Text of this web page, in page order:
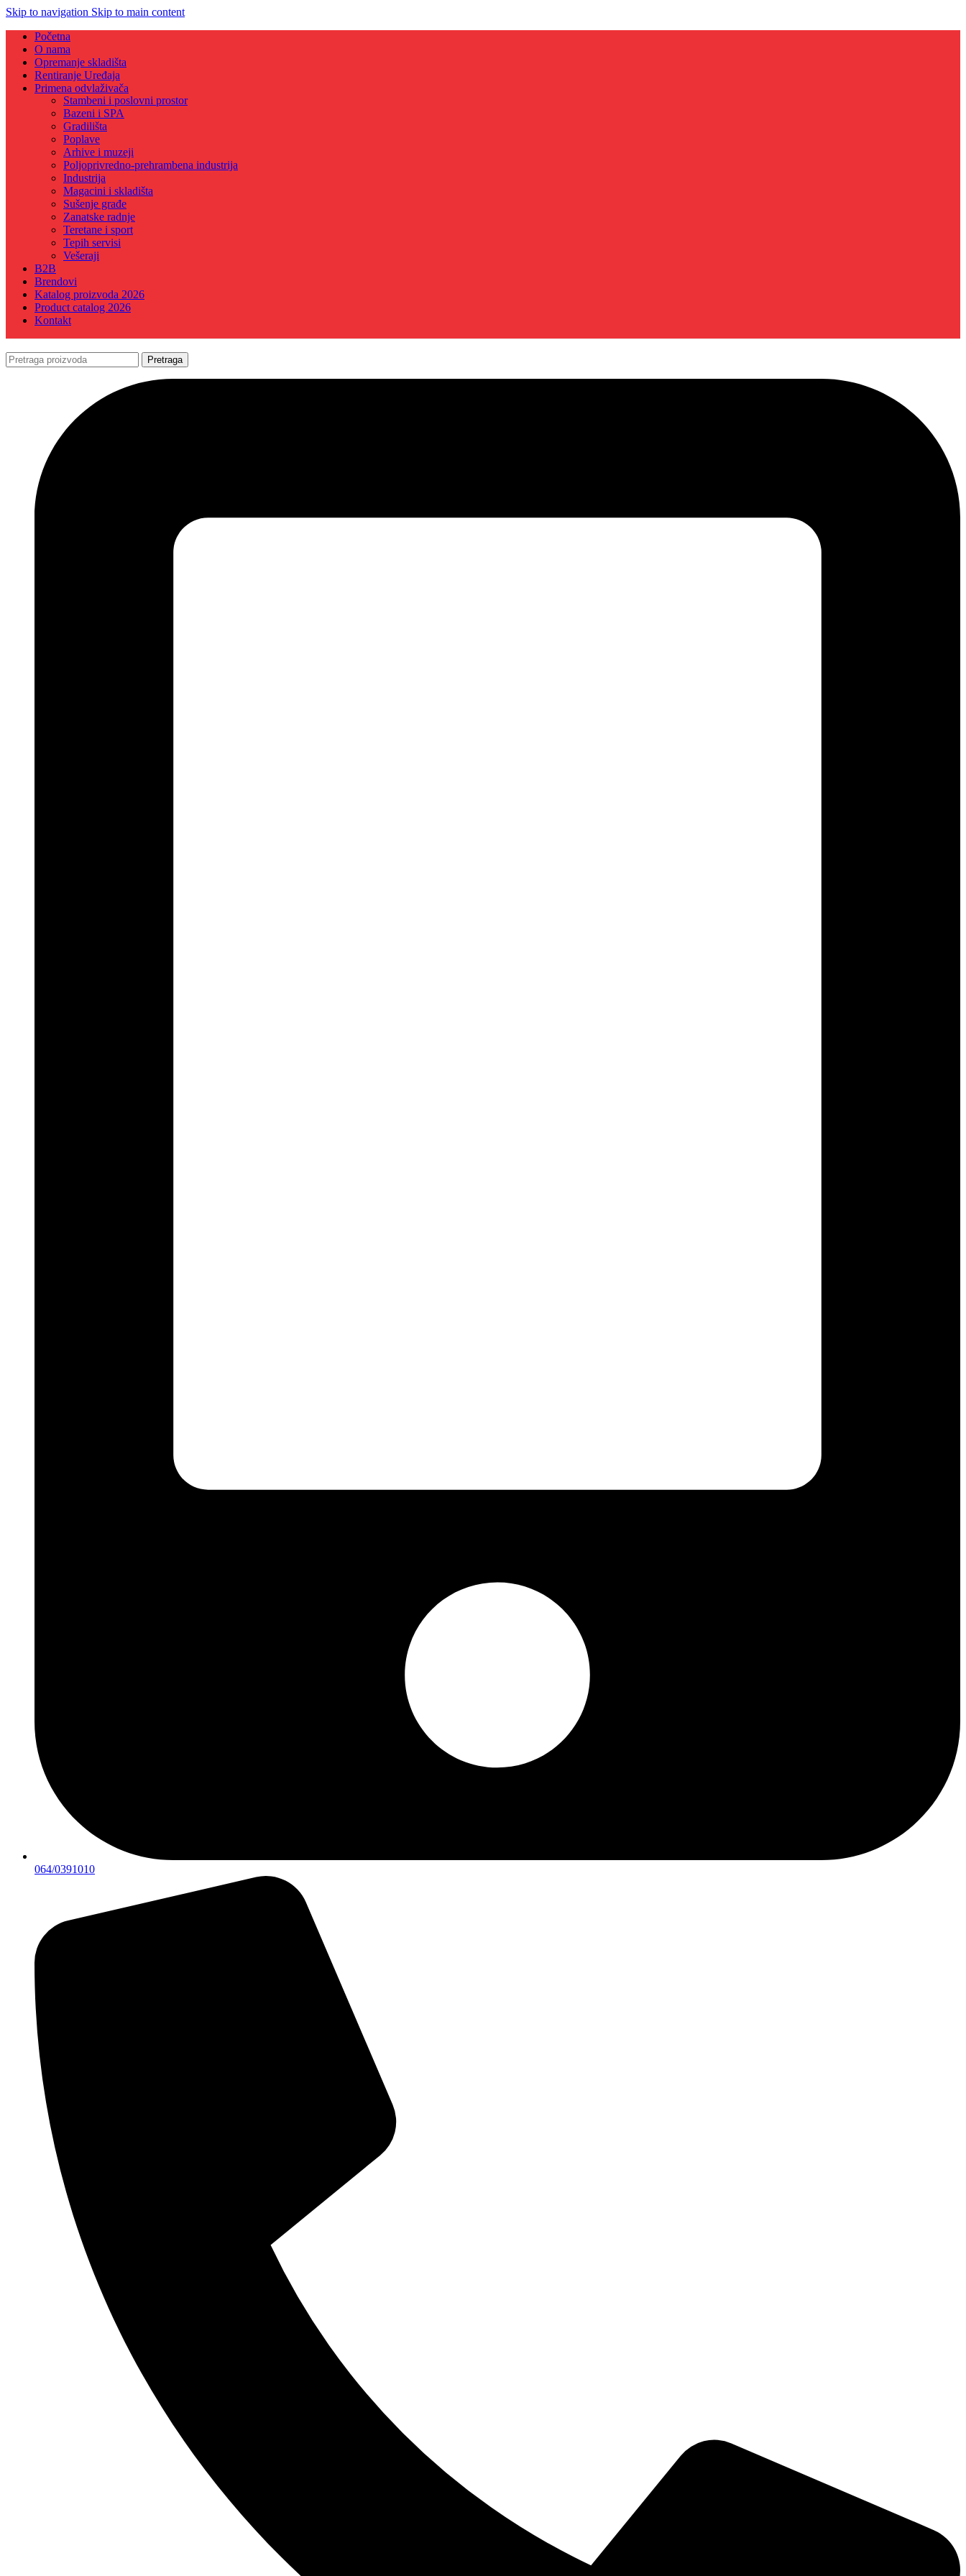
Skip to navigation Skip to main content
Početna
O nama
Opremanje skladišta
Rentiranje Uređaja
Primena odvlaživača
Stambeni i poslovni prostor
Bazeni i SPA
Gradilišta
Poplave
Arhive i muzeji
Poljoprivredno-prehrambena industrija
Industrija
Magacini i skladišta
Sušenje građe
Zanatske radnje
Teretane i sport
Tepih servisi
Vešeraji
B2B
Brendovi
Katalog proizvoda 2026
Product catalog 2026
Kontakt
Pretraga
064/0391010